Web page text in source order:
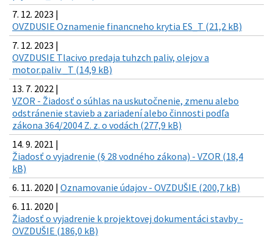
7. 12. 2023 |
OVZDUSIE Oznamenie financneho krytia ES_T (21,2 kB)
7. 12. 2023 |
OVZDUSIE Tlacivo predaja tuhzch paliv, olejov a
motor.paliv _T (14,9 kB)
13. 7. 2022 |
VZOR - Žiadosť o súhlas na uskutočnenie, zmenu alebo
odstránenie stavieb a zariadení alebo činnosti podľa
zákona 364/2004 Z. z. o vodách (277,9 kB)
14. 9. 2021 |
Žiadosť o vyjadrenie (§ 28 vodného zákona) - VZOR (18,4
kB)
6. 11. 2020 | Oznamovanie údajov - OVZDUŠIE (200,7 kB)
6. 11. 2020 |
Žiadosť o vyjadrenie k projektovej dokumentáci stavby -
OVZDUŠIE (186,0 kB)